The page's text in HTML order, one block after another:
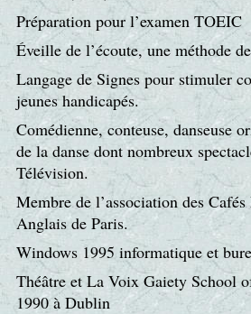
Préparation pour l’examen TOEIC
Éveille de l’écoute, une méthode
Langage de Signes pour stimuler
jeunes handicapés.
Comédienne, conteuse, danseuse
de la danse dont nombreux
Télévision.
Membre de l’association des
Anglais de Paris.
Windows 1995 informatique et
Théâtre et La Voix Gaiety School
1990 à Dublin